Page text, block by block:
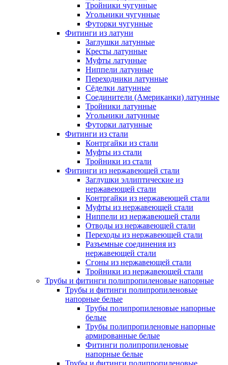
Тройники чугунные
Угольники чугунные
Футорки чугунные
Фитинги из латуни
Заглушки латунные
Кресты латунные
Муфты латунные
Ниппели латунные
Переходники латунные
Сёделки латунные
Соединители (Американки) латунные
Тройники латунные
Угольники латунные
Футорки латунные
Фитинги из стали
Контргайки из стали
Муфты из стали
Тройники из стали
Фитинги из нержавеющей стали
Заглушки эллиптические из
нержавеющей стали
Контргайки из нержавеющей стали
Муфты из нержавеющей стали
Ниппели из нержавеющей стали
Отводы из нержавеющей стали
Переходы из нержавеющей стали
Разъемные соединения из
нержавеющей стали
Сгоны из нержавеющей стали
Тройники из нержавеющей стали
Трубы и фитинги полипропиленовые напорные
Трубы и фитинги полипропиленовые
напорные белые
Трубы полипропиленовые напорные
белые
Трубы полипропиленовые напорные
армированные белые
Фитинги полипропиленовые
напорные белые
Трубы и фитинги полипропиленовые